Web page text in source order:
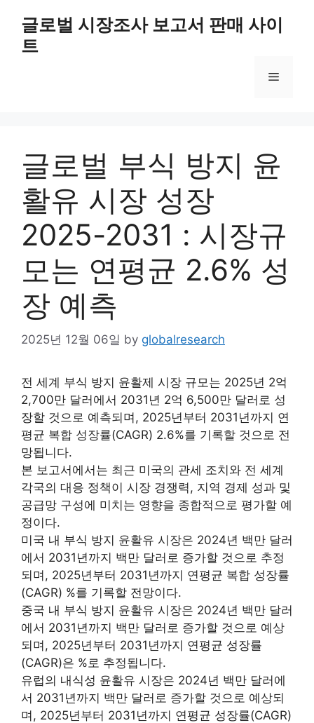
content
글로벌 시장조사 보고서 판매 사이
트
Menu
글로벌 부식 방지 윤
활유 시장 성장
2025-2031 : 시장규
모는 연평균 2.6% 성
장 예측
2025년 12월 06일 by globalresearch
전 세계 부식 방지 윤활제 시장 규모는 2025년 2억
2,700만 달러에서 2031년 2억 6,500만 달러로 성
장할 것으로 예측되며, 2025년부터 2031년까지 연
평균 복합 성장률(CAGR) 2.6%를 기록할 것으로 전
망됩니다.
본 보고서에서는 최근 미국의 관세 조치와 전 세계
각국의 대응 정책이 시장 경쟁력, 지역 경제 성과 및
공급망 구성에 미치는 영향을 종합적으로 평가할 예
정이다.
미국 내 부식 방지 윤활유 시장은 2024년 백만 달러
에서 2031년까지 백만 달러로 증가할 것으로 추정
되며, 2025년부터 2031년까지 연평균 복합 성장률
(CAGR) %를 기록할 전망이다.
중국 내 부식 방지 윤활유 시장은 2024년 백만 달러
에서 2031년까지 백만 달러로 증가할 것으로 예상
되며, 2025년부터 2031년까지 연평균 성장률
(CAGR)은 %로 추정됩니다.
유럽의 내식성 윤활유 시장은 2024년 백만 달러에
서 2031년까지 백만 달러로 증가할 것으로 예상되
며, 2025년부터 2031년까지 연평균 성장률(CAGR)